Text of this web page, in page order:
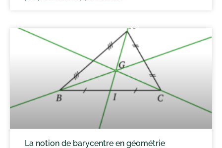
La notion de barycentre en géométrie